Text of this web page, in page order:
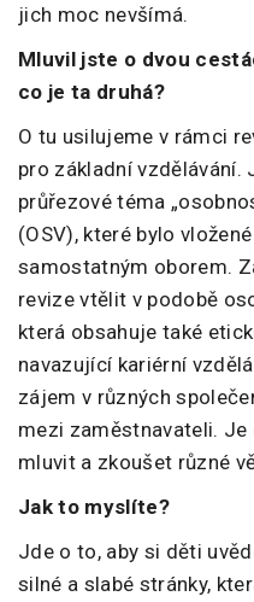
jich moc nevšímá.
Mluvil jste o dvou
co je ta druhá?
O tu usilujeme v rámci
pro základní vzdělávání.
průřezové téma
(OSV), které bylo
samostatným oborem.
revize vtělit v podobě
která obsahuje také
navazující kariérní
zájem v různých
mezi zaměstnavateli.
mluvit a zkoušet různé
Jak to myslíte?
Jde o to, aby si děti
silné a slabé stránky,